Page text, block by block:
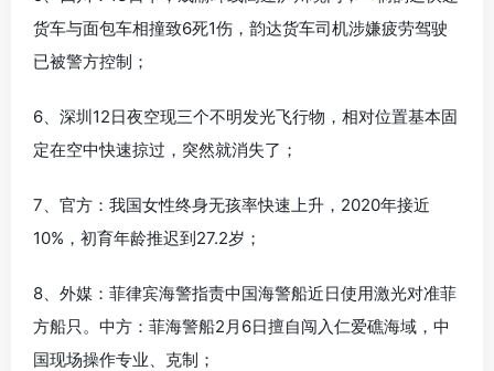
货车与面包车相撞致6死1伤，韵达货车司机涉嫌疲劳驾驶
已被警方控制；
6、深圳12日夜空现三个不明发光飞行物，相对位置基本固
定在空中快速掠过，突然就消失了；
7、官方：我国女性终身无孩率快速上升，2020年接近
10%，初育年龄推迟到27.2岁；
8、外媒：菲律宾海警指责中国海警船近日使用激光对准菲
方船只。中方：菲海警船2月6日擅自闯入仁爱礁海域，中
国现场操作专业、克制；